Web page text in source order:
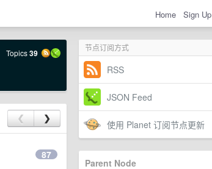
Home Sign Up
节点订阅方式
RSS
JSON Feed
使用 Planet 订阅节点更新
Parent Node
Topics39
❮ ❯
87